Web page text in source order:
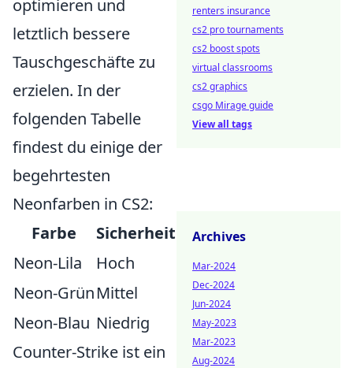
optimieren und
letztlich bessere
Tauschgeschäfte zu
erzielen. In der
folgenden Tabelle
findest du einige der
begehrtesten
Neonfarben in CS2:
Farbe
Sicherheit
Neon-Lila
Hoch
Neon-GrünMittel
Neon-Blau Niedrig
Counter-Strike ist ein
renters insurance
cs2 pro tournaments
cs2 boost spots
virtual classrooms
cs2 graphics
csgo Mirage guide
View all tags
Archives
Mar-2024
Dec-2024
Jun-2024
May-2023
Mar-2023
Aug-2024